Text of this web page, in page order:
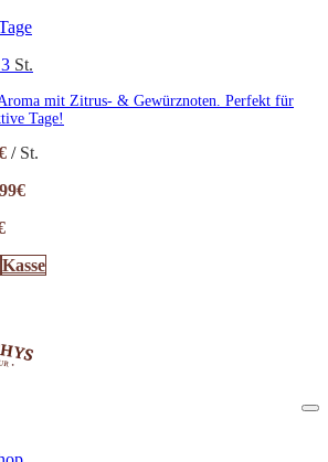
St.
mit Zitrus- & Gewürznoten. Perfekt für
Tage!
/ St.
€
Kasse